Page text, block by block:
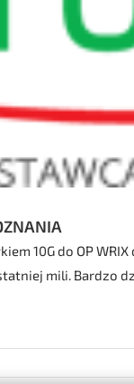
10G do OP
mili. Bardzo